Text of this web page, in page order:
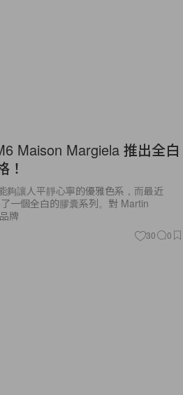
Maison Margiela 推出全白
！
夠讓人平靜心寧的優雅色系，而最近
一個全白的膠囊系列。對 Martin
牌
30 0